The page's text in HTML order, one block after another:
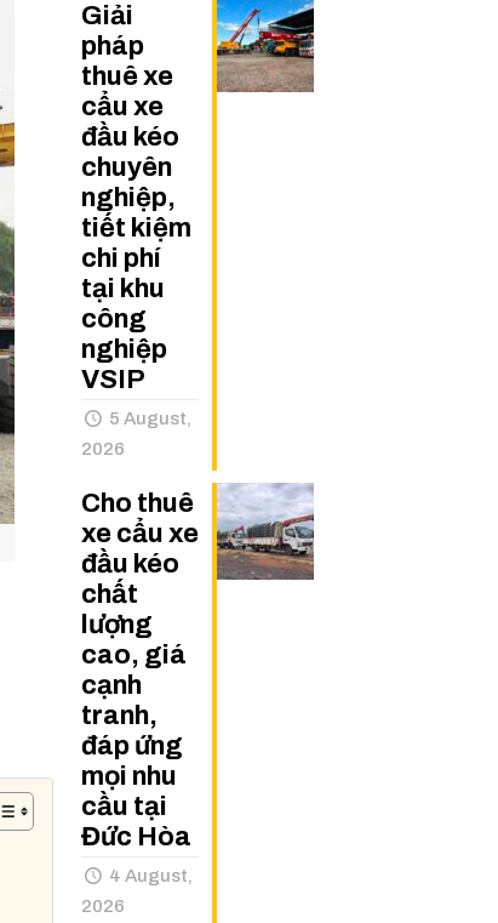
Giải
pháp
thuê xe
cẩu xe
đầu kéo
chuyên
nghiệp,
tiết kiệm
chi phí
tại khu
công
nghiệp
VSIP
5 August,
2026
Cho thuê
xe cẩu xe
đầu kéo
chất
lượng
cao, giá
cạnh
tranh,
đáp ứng
mọi nhu
cầu tại
Đức Hòa
4 August,
2026